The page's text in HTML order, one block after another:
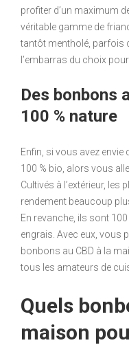
profiter d’un maximum
véritable gamme de
tantôt mentholé, parfois
l’embarras du choix
Des bonbons
100 % nature
Enfin, si vous avez envie
100 % bio, alors vous
Cultivés à l’extérieur, les
rendement beaucoup
En revanche, ils sont
engrais. Avec eux, vous
bonbons au CBD à la
tous les amateurs de
Quels
maison